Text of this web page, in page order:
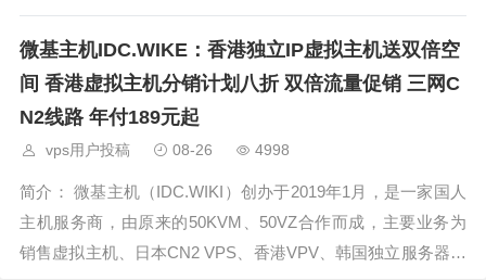
主。微基主机4月上线了IPLC流量转发服务，且目前全线补货
到位，深港I
微基主机IDC.WIKE：香港独立IP虚拟主机送双倍空
间 香港虚拟主机分销计划八折 双倍流量促销 三网C
N2线路 年付189元起
vps用户投稿 08-26 4998
简介： 微基主机（IDC.WIKI）创办于2019年1月，是一家国人
主机服务商，由原来的50KVM、50VZ合作而成，主要业务为
销售虚拟主机、日本CN2 VPS、香港VPV、韩国独立服务器为